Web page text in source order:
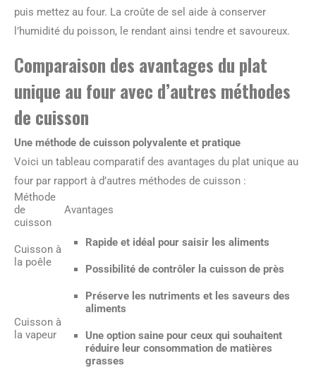
puis mettez au four. La croûte de sel aide à conserver
l’humidité du poisson, le rendant ainsi tendre et savoureux.
Comparaison des avantages du plat
unique au four avec d’autres méthodes
de cuisson
Une méthode de cuisson polyvalente et pratique
Voici un tableau comparatif des avantages du plat unique au
four par rapport à d’autres méthodes de cuisson :
Méthode
de
cuisson
Avantages
Cuisson à
la poêle
Rapide et idéal pour saisir les aliments
Possibilité de contrôler la cuisson de près
Cuisson à
la vapeur
Préserve les nutriments et les saveurs des
aliments
Une option saine pour ceux qui souhaitent
réduire leur consommation de matières
grasses